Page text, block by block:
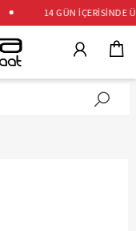
14 GÜN İÇERİSİNDE